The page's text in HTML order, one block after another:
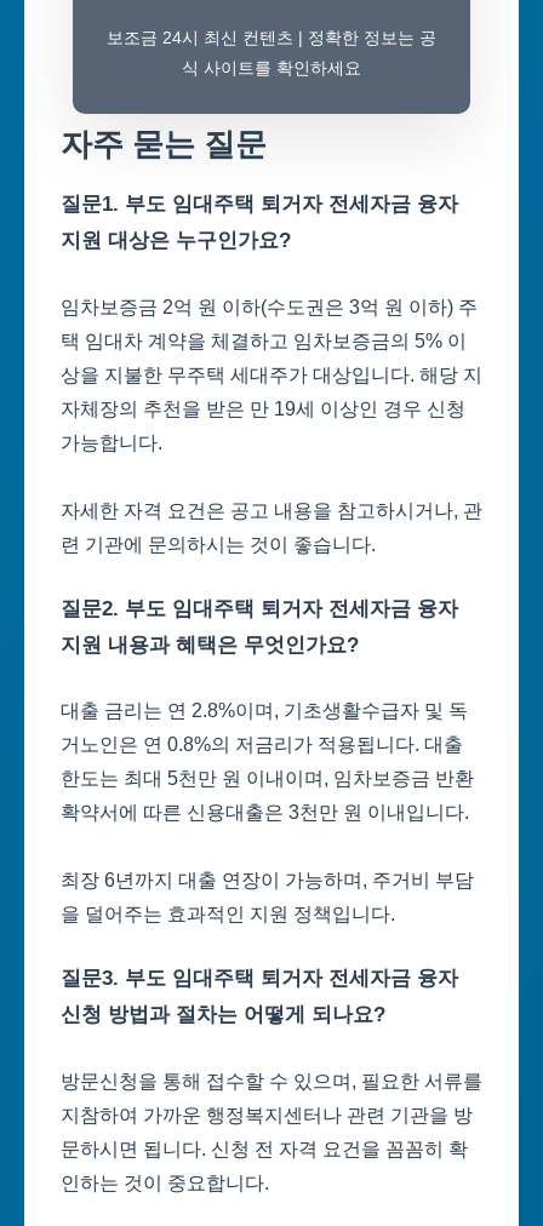
보조금 24시 최신 컨텐츠 | 정확한 정보는 공
식 사이트를 확인하세요
자주 묻는 질문
질문1. 부도 임대주택 퇴거자 전세자금 융자
지원 대상은 누구인가요?
임차보증금 2억 원 이하(수도권은 3억 원 이하) 주
택 임대차 계약을 체결하고 임차보증금의 5% 이
상을 지불한 무주택 세대주가 대상입니다. 해당 지
자체장의 추천을 받은 만 19세 이상인 경우 신청
가능합니다.
자세한 자격 요건은 공고 내용을 참고하시거나, 관
련 기관에 문의하시는 것이 좋습니다.
질문2. 부도 임대주택 퇴거자 전세자금 융자
지원 내용과 혜택은 무엇인가요?
대출 금리는 연 2.8%이며, 기초생활수급자 및 독
거노인은 연 0.8%의 저금리가 적용됩니다. 대출
한도는 최대 5천만 원 이내이며, 임차보증금 반환
확약서에 따른 신용대출은 3천만 원 이내입니다.
최장 6년까지 대출 연장이 가능하며, 주거비 부담
을 덜어주는 효과적인 지원 정책입니다.
질문3. 부도 임대주택 퇴거자 전세자금 융자
신청 방법과 절차는 어떻게 되나요?
방문신청을 통해 접수할 수 있으며, 필요한 서류를
지참하여 가까운 행정복지센터나 관련 기관을 방
문하시면 됩니다. 신청 전 자격 요건을 꼼꼼히 확
인하는 것이 중요합니다.